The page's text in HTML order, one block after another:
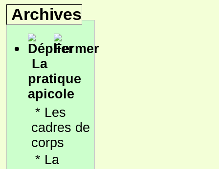
Archives
La
pratique
apicole
* Les
cadres de
corps
* La